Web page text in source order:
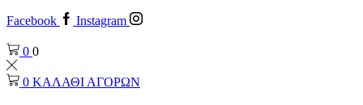
Facebook Instagram
0 0
0 ΚΑΛΑΘΙ ΑΓΟΡΩΝ